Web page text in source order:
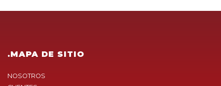
.MAPA DE SITIO
NOSOTROS